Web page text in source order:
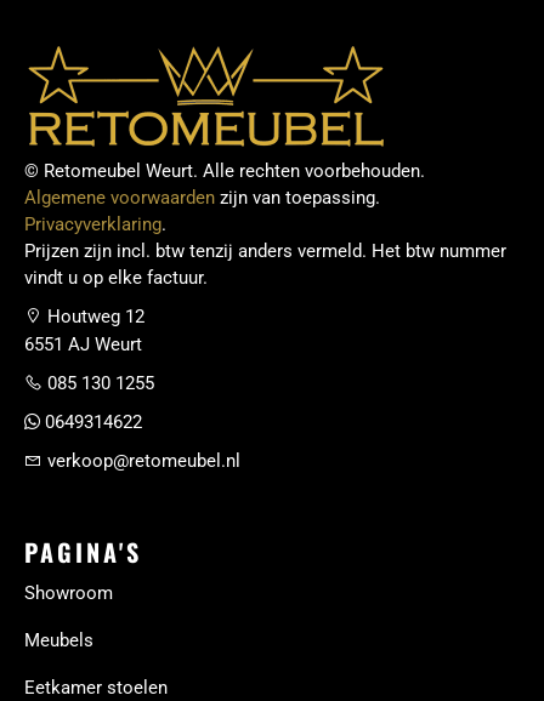
© Retomeubel Weurt. Alle rechten voorbehouden.
Algemene voorwaarden zijn van toepassing.
Privacyverklaring.
Prijzen zijn incl. btw tenzij anders vermeld. Het btw nummer
vindt u op elke factuur.
Houtweg 12
6551 AJ Weurt
085 130 1255
0649314622
verkoop@retomeubel.nl
PAGINA'S
Showroom
Meubels
Eetkamer stoelen